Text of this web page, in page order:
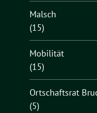
Malsch
(15)
Mobilität
(15)
Ortschaftsrat
(5)